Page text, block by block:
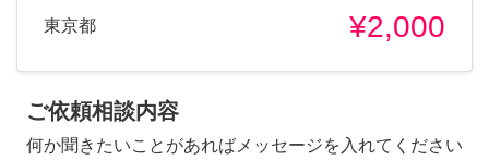
東京都 ¥2,000
ご依頼相談内容
何か聞きたいことがあればメッセージを入れてください